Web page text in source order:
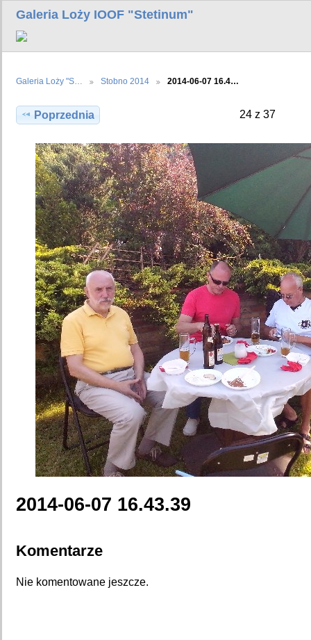
Galeria Loży IOOF "Stetinum"
Galeria Loży "S… Stobno 2014 2014-06-07 16.4…
Poprzednia 24 z 37
2014-06-07 16.43.39
Komentarze
Nie komentowane jeszcze.